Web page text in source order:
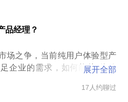
品经理？
场之争，当前纯用户体验型产
企业的需求，如何能从“体验
业核心关注的问题，也是你对
展开全部
17人约聊过